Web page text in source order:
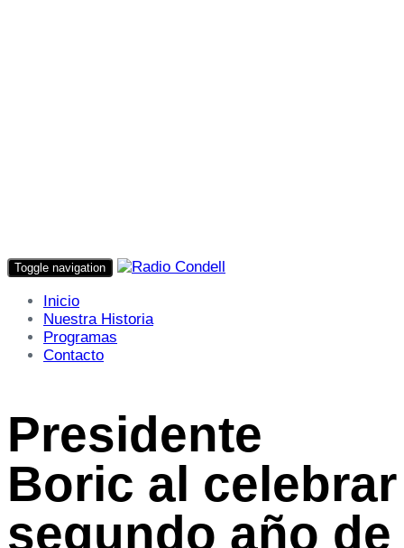
Toggle navigation
Inicio
Nuestra Historia
Programas
Contacto
Presidente
Boric al celebrar
segundo año de